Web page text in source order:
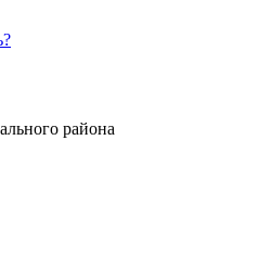
района